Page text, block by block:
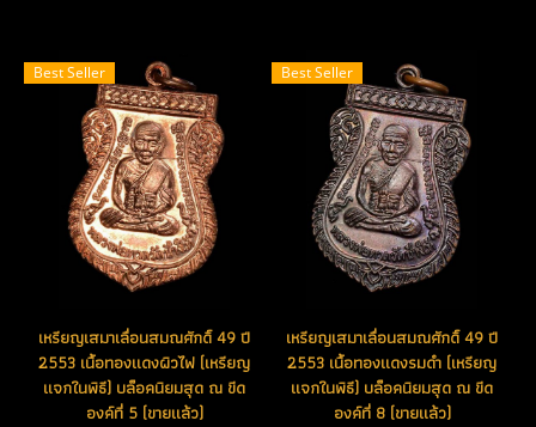
Best Seller
เหรียญเสมาเลื่อนสมณศักดิ์ 49 ปี
2553 เนื้อทองแดงผิวไฟ (เหรียญ
แจกในพิธี) บล็อคนิยมสุด ณ ขีด
องค์ที่ 5 (ขายแล้ว)
Best Seller
เหรียญเสมาเลื่อนสมณศักดิ์ 49 ปี
2553 เนื้อทองแดงรมดำ (เหรียญ
แจกในพิธี) บล็อคนิยมสุด ณ ขีด
องค์ที่ 8 (ขายแล้ว)